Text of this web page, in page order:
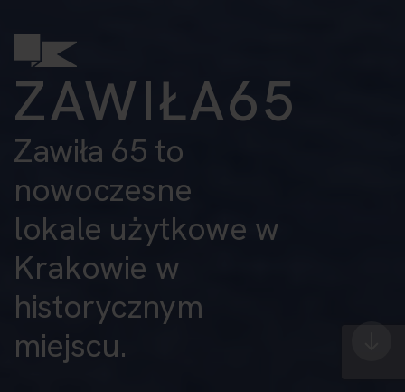
ZAWIŁA65
Zawiła 65 to
nowoczesne
lokale użytkowe w
Krakowie w
historycznym
miejscu.